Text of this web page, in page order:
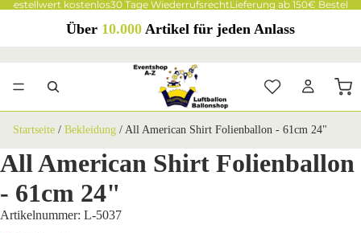
Bestellwert kostenlos30 Tage WiederrufsrechtLieferung ab 150€
Über 10.000 Artikel für jeden Anlass
Startseite / Bekleidung / All American Shirt Folienballon - 61cm 24"
All American Shirt Folienballon
- 61cm 24"
Artikelnummer: L-5037